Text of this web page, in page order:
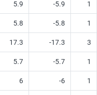
5.9 -5.9 1
5.8 -5.8 1
17.3 -17.3 3
5.7 -5.7 1
6 -6 1